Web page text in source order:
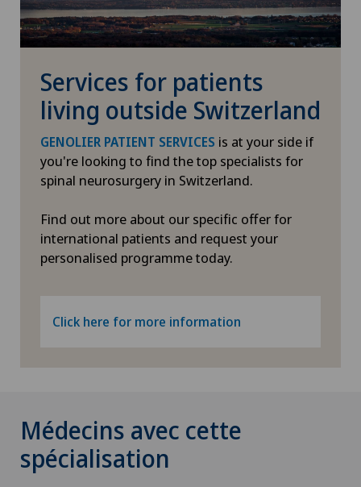
Services for patients
living outside Switzerland
GENOLIER PATIENT SERVICES is at your side if
you're looking to find the top specialists for
spinal neurosurgery in Switzerland.
Find out more about our specific offer for
international patients and request your
personalised programme today.
Click here for more information
Médecins avec cette
spécialisation